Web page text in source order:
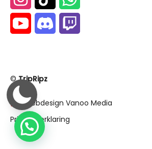
©TripRipz
Webdesign Vanoo Media
Privacyverklaring